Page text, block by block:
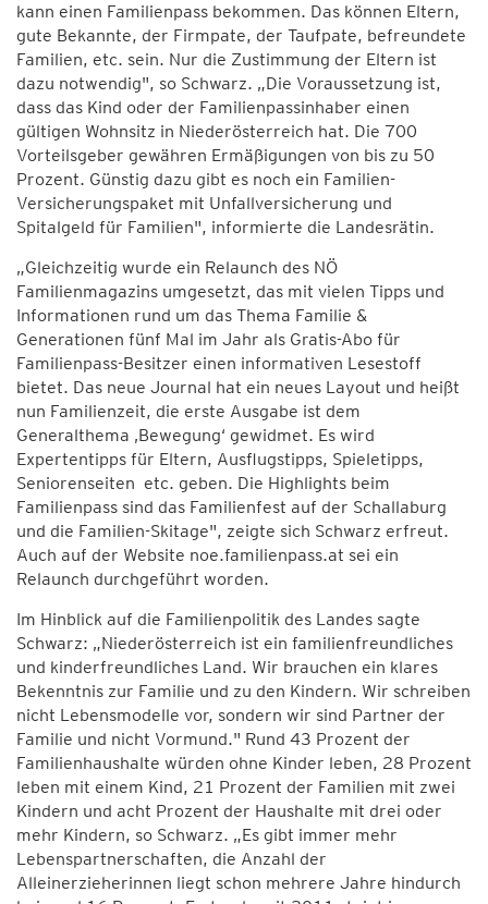
kann einen Familienpass bekommen. Das können Eltern,
gute Bekannte, der Firmpate, der Taufpate, befreundete
Familien, etc. sein. Nur die Zustimmung der Eltern ist
dazu notwendig", so Schwarz. „Die Voraussetzung ist,
dass das Kind oder der Familienpassinhaber einen
gültigen Wohnsitz in Niederösterreich hat. Die 700
Vorteilsgeber gewähren Ermäßigungen von bis zu 50
Prozent. Günstig dazu gibt es noch ein Familien-
Versicherungspaket mit Unfallversicherung und
Spitalgeld für Familien", informierte die Landesrätin.
„Gleichzeitig wurde ein Relaunch des NÖ
Familienmagazins umgesetzt, das mit vielen Tipps und
Informationen rund um das Thema Familie &
Generationen fünf Mal im Jahr als Gratis-Abo für
Familienpass-Besitzer einen informativen Lesestoff
bietet. Das neue Journal hat ein neues Layout und heißt
nun Familienzeit, die erste Ausgabe ist dem
Generalthema ‚Bewegung‘ gewidmet. Es wird
Expertentipps für Eltern, Ausflugstipps, Spieletipps,
Seniorenseiten etc. geben. Die Highlights beim
Familienpass sind das Familienfest auf der Schallaburg
und die Familien-Skitage", zeigte sich Schwarz erfreut.
Auch auf der Website noe.familienpass.at sei ein
Relaunch durchgeführt worden.
Im Hinblick auf die Familienpolitik des Landes sagte
Schwarz: „Niederösterreich ist ein familienfreundliches
und kinderfreundliches Land. Wir brauchen ein klares
Bekenntnis zur Familie und zu den Kindern. Wir schreiben
nicht Lebensmodelle vor, sondern wir sind Partner der
Familie und nicht Vormund." Rund 43 Prozent der
Familienhaushalte würden ohne Kinder leben, 28 Prozent
leben mit einem Kind, 21 Prozent der Familien mit zwei
Kindern und acht Prozent der Haushalte mit drei oder
mehr Kindern, so Schwarz. „Es gibt immer mehr
Lebenspartnerschaften, die Anzahl der
Alleinerzieherinnen liegt schon mehrere Jahre hindurch